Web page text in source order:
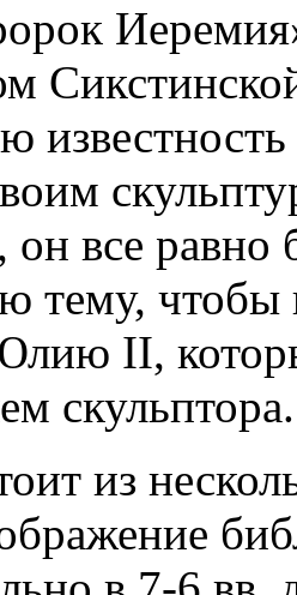
известность
он все равно
тему, чтобы
II,
скульптора.
из